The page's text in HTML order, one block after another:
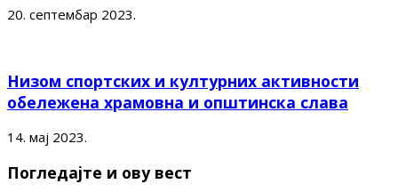
20. септембар 2023.
Низом спортских и културних активности
обележена храмовна и општинска слава
14. мај 2023.
Погледајте и ову вест